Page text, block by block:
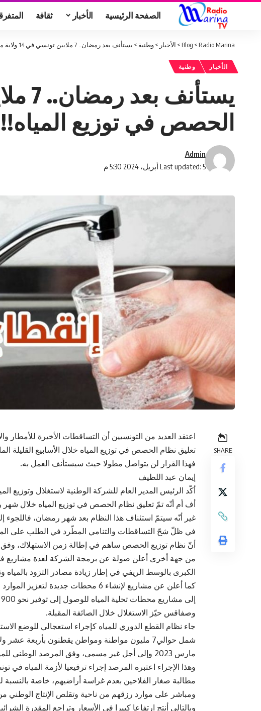
الصفحة الرئيسية الأخبار ثقافة
Radio Marina
>
Blog
> الأخبار >وطنية > يستأنف بعد رمضان.. 7 ملايين تونسي في 14 ولاية مشمولون بنظام الحصص في توزيع المياه!!
الأخبار وطنية
الحصص في توزيع المياه!!
Last updated: 5 أبريل، 2024 5:30 م
Admin
SHARE
اعتقد العديد من التونسيين أن التساقطات الأخيرة للأمطار
تعليق نظام الحصص في توزيع المياه خلال الأسابيع القليلة
فهذا القرار لن يتواصل مطولا حيث سيستأنف العمل به.
إيمان عبد اللطيف
أكّد الرئيس المدير العام للشركة الوطنية لاستغلال وتوزيع
أف أم أنّه تمّ تعليق نظام الحصص في توزيع المياه خلال شهر
غير أنّه سيتمّ استئناف هذا النظام بعد شهر رمضان، فاللجوء
في ظلّ شحّ التساقطات والتنامي المطّرد في الطلب على
أنّ نظام توزيع الحصص ساهم في إطالة زمن الاستهلاك، وفق
من جهة أخرى أعلن صولة عن برمجة الشركة لعدة مشاريع في
الكبرى بالوسط الريفي في إطار زيادة مصادر التزود بالمياه
كما أعلن عن مشاريع لإنشاء 6 محطات
وصفاقس حيّز الاستغلال خلال الصائفة المقبلة.
جاء نظام القطع الدوري للمياه كإجراء استعجالي للوضع
شمل حوالي7 مليون مواطنة ومواطن يقطنون
مارس 2023 وإلى أجل غير مسمى، وفق المرصد الوطني للمياه.
وهذا الإجراء اعتبره المرصد إجراء ترقيعيا لأزمة المياه
مطالبة صغار الفلاحين بعدم غراسة أراضيهم، خاصة بالنسبة
ومباشر على موارد رزقهم من ناحية وتقلص الإنتاج الوطني
وبالتالي أنتج ارتفاعا كبيرا في الأسعار وتراجع المقدرة